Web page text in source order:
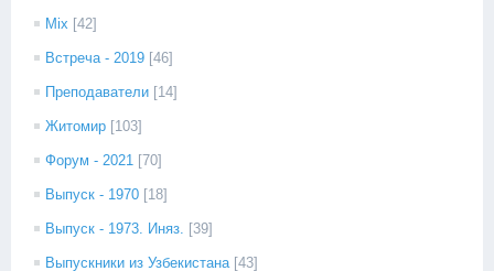
Mix [42]
Встреча - 2019 [46]
Преподаватели [14]
Житомир [103]
Форум - 2021 [70]
Выпуск - 1970 [18]
Выпуск - 1973. Иняз. [39]
Выпускники из Узбекистана [43]